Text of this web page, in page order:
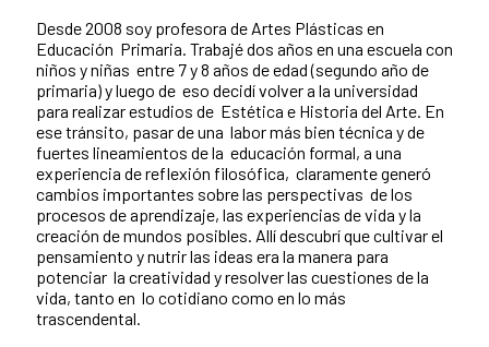
Desde 2008 soy profesora de Artes Plásticas en
Educación Primaria. Trabajé dos años en una escuela con
niños y niñas entre 7 y 8 años de edad (segundo año de
primaria) y luego de eso decidí volver a la universidad
para realizar estudios de Estética e Historia del Arte. En
ese tránsito, pasar de una labor más bien técnica y de
fuertes lineamientos de la educación formal, a una
experiencia de reflexión filosófica, claramente generó
cambios importantes sobre las perspectivas de los
procesos de aprendizaje, las experiencias de vida y la
creación de mundos posibles. Allí descubrí que cultivar el
pensamiento y nutrir las ideas era la manera para
potenciar la creatividad y resolver las cuestiones de la
vida, tanto en lo cotidiano como en lo más
trascendental.